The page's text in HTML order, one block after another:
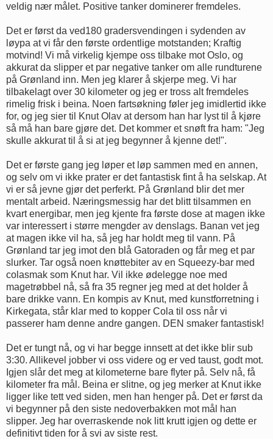
veldig nær målet. Positive tanker dominerer fremdeles.
Det er først da ved180 gradersvendingen i sydenden av
løypa at vi får den første ordentlige motstanden; Kraftig
motvind! Vi må virkelig kjempe oss tilbake mot Oslo, og
akkurat da slipper et par negative tanker om alle rundturene
på Grønland inn. Men jeg klarer å skjerpe meg. Vi har
tilbakelagt over 30 kilometer og jeg er tross alt fremdeles
rimelig frisk i beina. Noen fartsøkning føler jeg imidlertid ikke
for, og jeg sier til Knut Olav at dersom han har lyst til å kjøre
så må han bare gjøre det. Det kommer et snøft fra ham: "Jeg
skulle akkurat til å si at jeg begynner å kjenne det!".
Det er første gang jeg løper et løp sammen med en annen,
og selv om vi ikke prater er det fantastisk fint å ha selskap. At
vi er så jevne gjør det perferkt. På Grønland blir det mer
mentalt arbeid. Næringsmessig har det blitt tilsammen en
kvart energibar, men jeg kjente fra første dose at magen ikke
var interessert i større mengder av denslags. Banan vet jeg
at magen ikke vil ha, så jeg har holdt meg til vann. På
Grønland tar jeg imot den blå Gatoraden og får meg et par
slurker. Tar også noen knøttebiter av en Squeezy-bar med
colasmak som Knut har. Vil ikke ødelegge noe med
magetrøbbel nå, så fra 35 regner jeg med at det holder å
bare drikke vann. En kompis av Knut, med kunstforretning i
Kirkegata, står klar med to kopper Cola til oss når vi
passerer ham denne andre gangen. DEN smaker fantastisk!
Det er tungt nå, og vi har begge innsett at det ikke blir sub
3:30. Allikevel jobber vi oss videre og er ved taust, godt mot.
Igjen slår det meg at kilometerne bare flyter på. Selv nå, få
kilometer fra mål. Beina er slitne, og jeg merker at Knut ikke
ligger like tett ved siden, men han henger på. Det er først da
vi begynner på den siste nedoverbakken mot mål han
slipper. Jeg har overraskende nok litt krutt igjen og dette er
definitivt tiden for å svi av siste rest.